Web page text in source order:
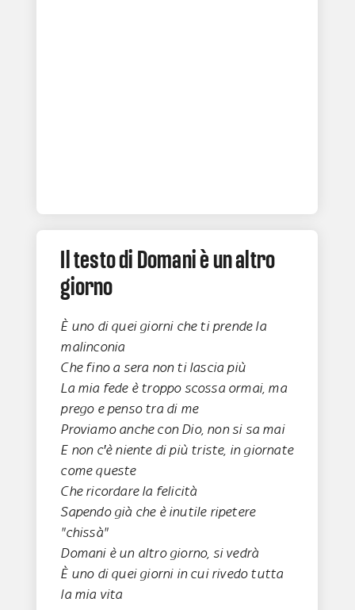
Il testo di Domani è un altro
giorno
È uno di quei giorni che ti prende la
malinconia
Che fino a sera non ti lascia più
La mia fede è troppo scossa ormai, ma
prego e penso tra di me
Proviamo anche con Dio, non si sa mai
E non c′è niente di più triste, in giornate
come queste
Che ricordare la felicità
Sapendo già che è inutile ripetere
"chissà"
Domani è un altro giorno, si vedrà
È uno di quei giorni in cui rivedo tutta
la mia vita